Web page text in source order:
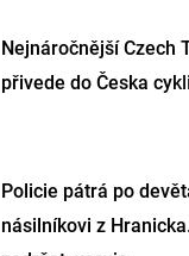
Nejnáročnější Czech
přivede do Česka
Policie pátrá po
násilníkovi z